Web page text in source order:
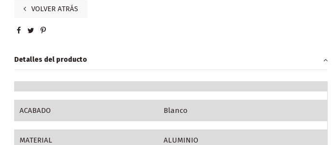
VOLVER ATRÁS
Detalles del producto
ACABADO Blanco
MATERIAL ALUMINIO